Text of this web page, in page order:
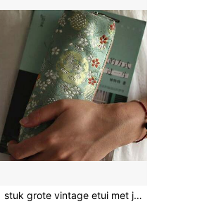
236
236
236
1 stuk grote vintage etui met jacquard foliedruk, minimalistische pennendoos met hoge capaciteit, draagbare cosmetische tas met ritssluiting, prachtige schoolbenodigdheden